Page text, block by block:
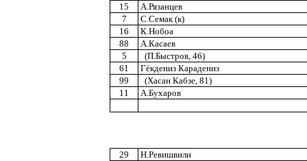
15
А.Рязанцев
7
С.Семак (к)
16
К.Нобоа
88
А.Касаев
5
(П.Быстров, 46)
61
Гёкдениз Карадениз
99
(Хасан Кабзе, 81)
11
А.Бухаров
29
Н.Ревишвили